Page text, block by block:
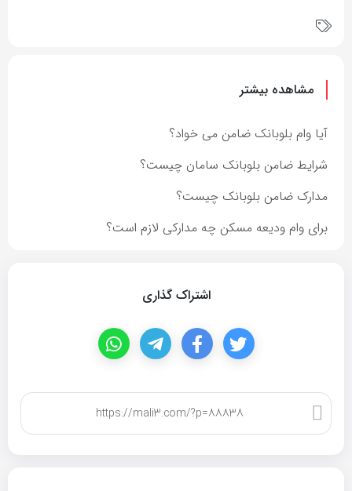
مشاهده بیشتر
آیا وام بلوبانک ضامن می خواد؟
شرایط ضامن بلوبانک سامان چیست؟
مدارک ضامن بلوبانک چیست؟
برای وام ودیعه مسکن چه مدارکی لازم است؟
اشتراک گذاری